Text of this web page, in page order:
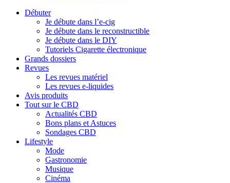
Débuter
Je débute dans l’e-cig
Je débute dans le reconstructible
Je débute dans le DIY
Tutoriels Cigarette électronique
Grands dossiers
Revues
Les revues matériel
Les revues e-liquides
Avis produits
Tout sur le CBD
Actualités CBD
Bons plans et Astuces
Sondages CBD
Lifestyle
Mode
Gastronomie
Musique
Cinéma